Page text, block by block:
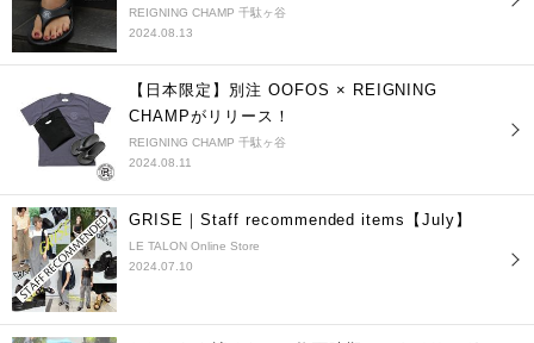
REIGNING CHAMP 千駄ヶ谷
2024.08.13
【日本限定】別注 OOFOS × REIGNING
CHAMPがリリース！
REIGNING CHAMP 千駄ヶ谷
2024.08.11
GRISE｜Staff recommended items【July】
LE TALON Online Store
2024.07.10